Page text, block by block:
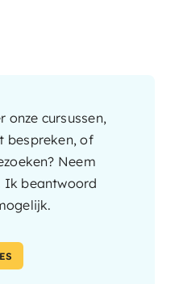
onze cursussen,
bespreken, of
Neem
Ik beantwoord